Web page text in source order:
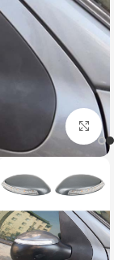
بزرگنمایی تصویر